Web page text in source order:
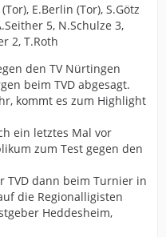
E.Berlin (Tor), S.Götz
5, N.Schulze 3,
2, T.Roth
den TV Nürtingen
beim TVD abgesagt.
kommt es zum Highlight
ein letztes Mal vor
zum Test gegen den
TVD dann beim Turnier in
die Regionalligisten
Heddesheim,